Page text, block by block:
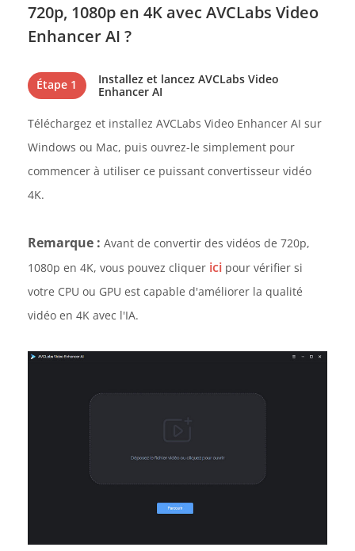
720p, 1080p en 4K avec AVCLabs Video
Enhancer AI ?
Étape 1
Installez et lancez AVCLabs Video
Enhancer AI
Téléchargez et installez AVCLabs Video Enhancer AI sur
Windows ou Mac, puis ouvrez-le simplement pour
commencer à utiliser ce puissant convertisseur vidéo
4K.
Remarque : Avant de convertir des vidéos de 720p,
1080p en 4K, vous pouvez cliquer ici pour vérifier si
votre CPU ou GPU est capable d'améliorer la qualité
vidéo en 4K avec l'IA.